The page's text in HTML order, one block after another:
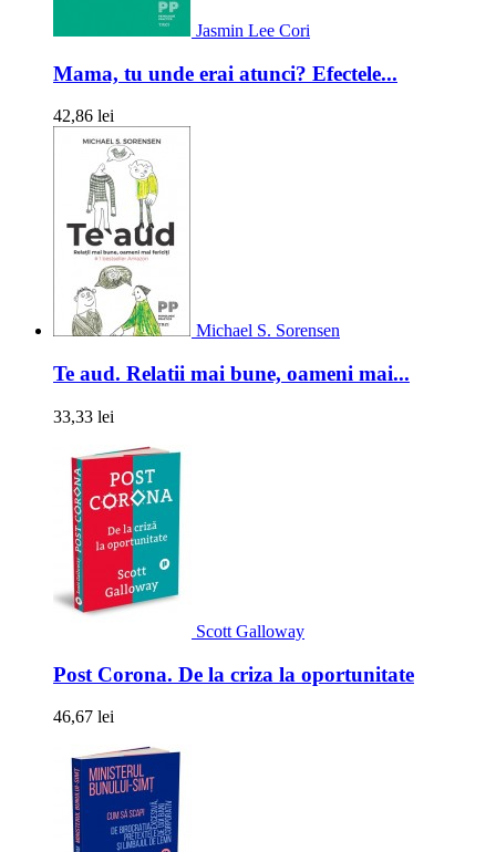
Jasmin Lee Cori
Mama, tu unde erai atunci? Efectele...
42,86 lei
Michael S. Sorensen
Te aud. Relatii mai bune, oameni mai...
33,33 lei
Scott Galloway
Post Corona. De la criza la oportunitate
46,67 lei